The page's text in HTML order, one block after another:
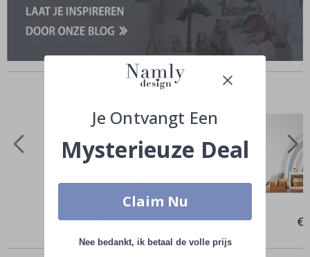
Vergelijkbare producten
Special
€ 27,00 €
Anderen kochten ook
Je Ontvangt Een
Mysterieuze Deal
Claim Nu
Nee bedankt, ik betaal de volle prijs